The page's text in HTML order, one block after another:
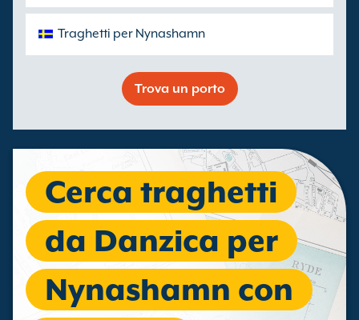
Traghetti per Nynashamn
Trova un porto
Cerca traghetti
da Danzica per
Nynashamn con